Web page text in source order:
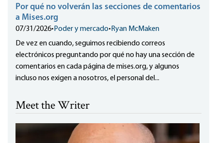
Por qué no volverán las secciones de comentarios
a Mises.org
07/31/2026• Poder y mercado• Ryan McMaken
De vez en cuando, seguimos recibiendo correos
electrónicos preguntando por qué no hay una sección de
comentarios en cada página de mises.org, y algunos
incluso nos exigen a nosotros, el personal del...
Meet the Writer